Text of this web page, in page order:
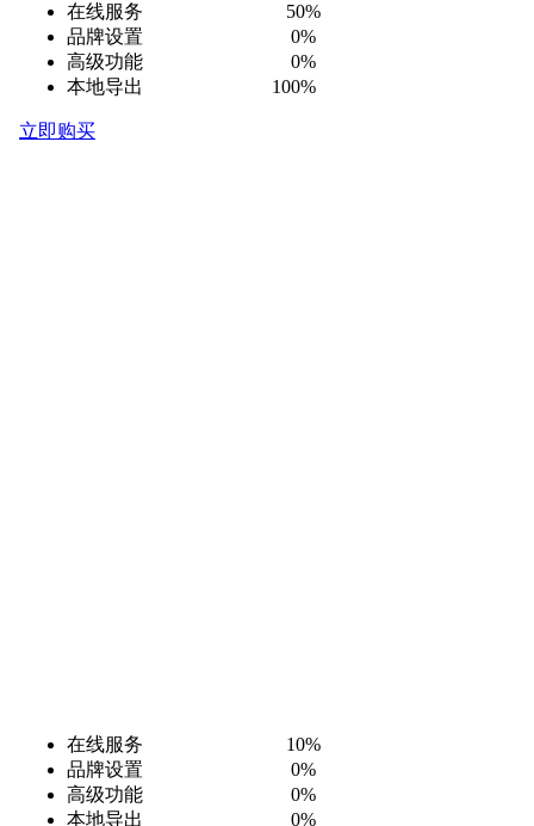
在线服务 50%
品牌设置 0%
高级功能 0%
本地导出 100%
立即购买
在线服务 10%
品牌设置 0%
高级功能 0%
本地导出 0%